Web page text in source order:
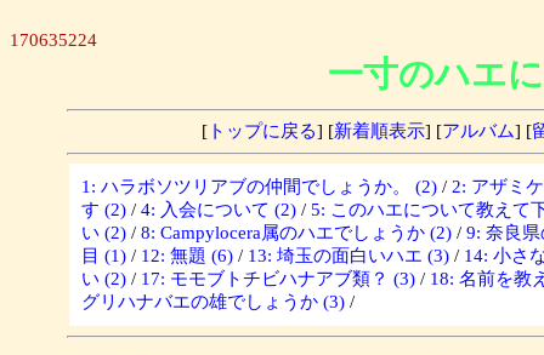
170635224
一寸のハエ
[ トップに戻る] [新着順表示] [アルバム] [
1: ハラボソツリアブの仲間でしょうか。 (2) / 2: アザミ
す (2) / 4: 入会について (2) / 5: このハエについて教えて
い (2) / 8: Campylocera属のハエでしょうか (2) / 9: 奈良
目 (1) / 12: 無題 (6) / 13: 埼玉の面白いハエ (3) / 14: 小さ
い (2) / 17: モモブトチビハナアブ類？ (3) / 18: 名前を教
グリハナバエの雄でしょうか (3) /